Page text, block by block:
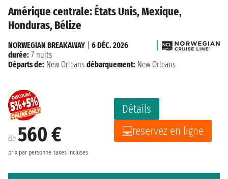
Amérique centrale: États Unis, Mexique,
Honduras, Bélize
de 560 €
prix par personne taxes incluses
Détails
reservez en ligne
NORWEGIAN BREAKAWAY
6 DÉC. 2026
durée: 7 nuits
Départs de: New Orleans débarquement: New Orleans